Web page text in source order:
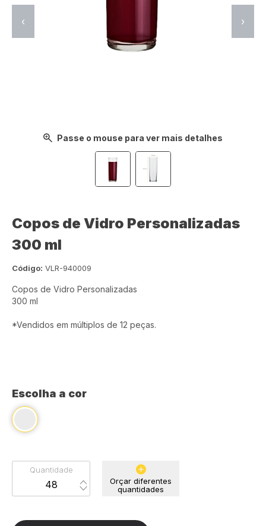
Passe o mouse para ver mais detalhes
‹ ›
Copos de Vidro Personalizadas​
300 ml
Código: VLR-940009
Copos de Vidro Personalizadas
300 ml
*Vendidos em múltiplos de 12 peças.
Escolha a cor
Quantidade
Orçar diferentes
quantidades